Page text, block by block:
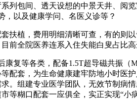
包间、透天设想的中景天井、阅
，以及健康学问、名医义诊等？
植，费用明细清晰可查，有的则
全院医养连系入住失能白叟占比
等各类，配备1.5T超导磁共振（
配套，为生命健康建牢防地小时医
。组建专业医学团队，无效节制病
糊口配套一应俱全，实正实现“小